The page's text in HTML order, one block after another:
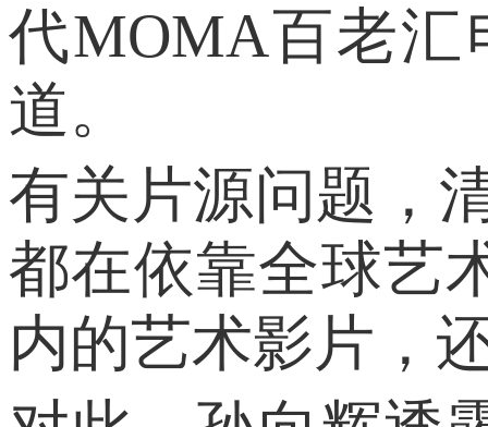
代MOMA百老
道。
有关片源问题，
都在依靠全球艺
内的艺术影片，